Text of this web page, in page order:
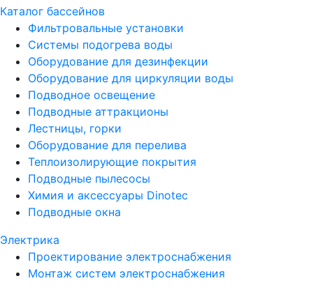
Каталог бассейнов
Фильтровальные установки
Системы подогрева воды
Оборудование для дезинфекции
Оборудование для циркуляции воды
Подводное освещение
Подводные аттракционы
Лестницы, горки
Оборудование для перелива
Теплоизолирующие покрытия
Подводные пылесосы
Химия и аксессуары Dinotec
Подводные окна
Электрика
Проектирование электроснабжения
Монтаж систем электроснабжения